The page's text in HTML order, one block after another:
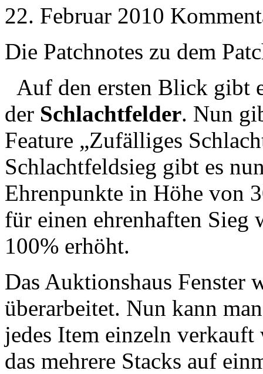
22. Februar 2010
Die Patchnotes zu dem
Auf den ersten Blick gibt
der Schlachtfelder. Nun
Feature „Zufälliges
Schlachtfeldsieg gibt es
Ehrenpunkte in Höhe von
für einen ehrenhaften Sieg
100% erhöht.
Das Auktionshaus Fenster
überarbeitet. Nun kann
jedes Item einzeln
das mehrere Stacks auf